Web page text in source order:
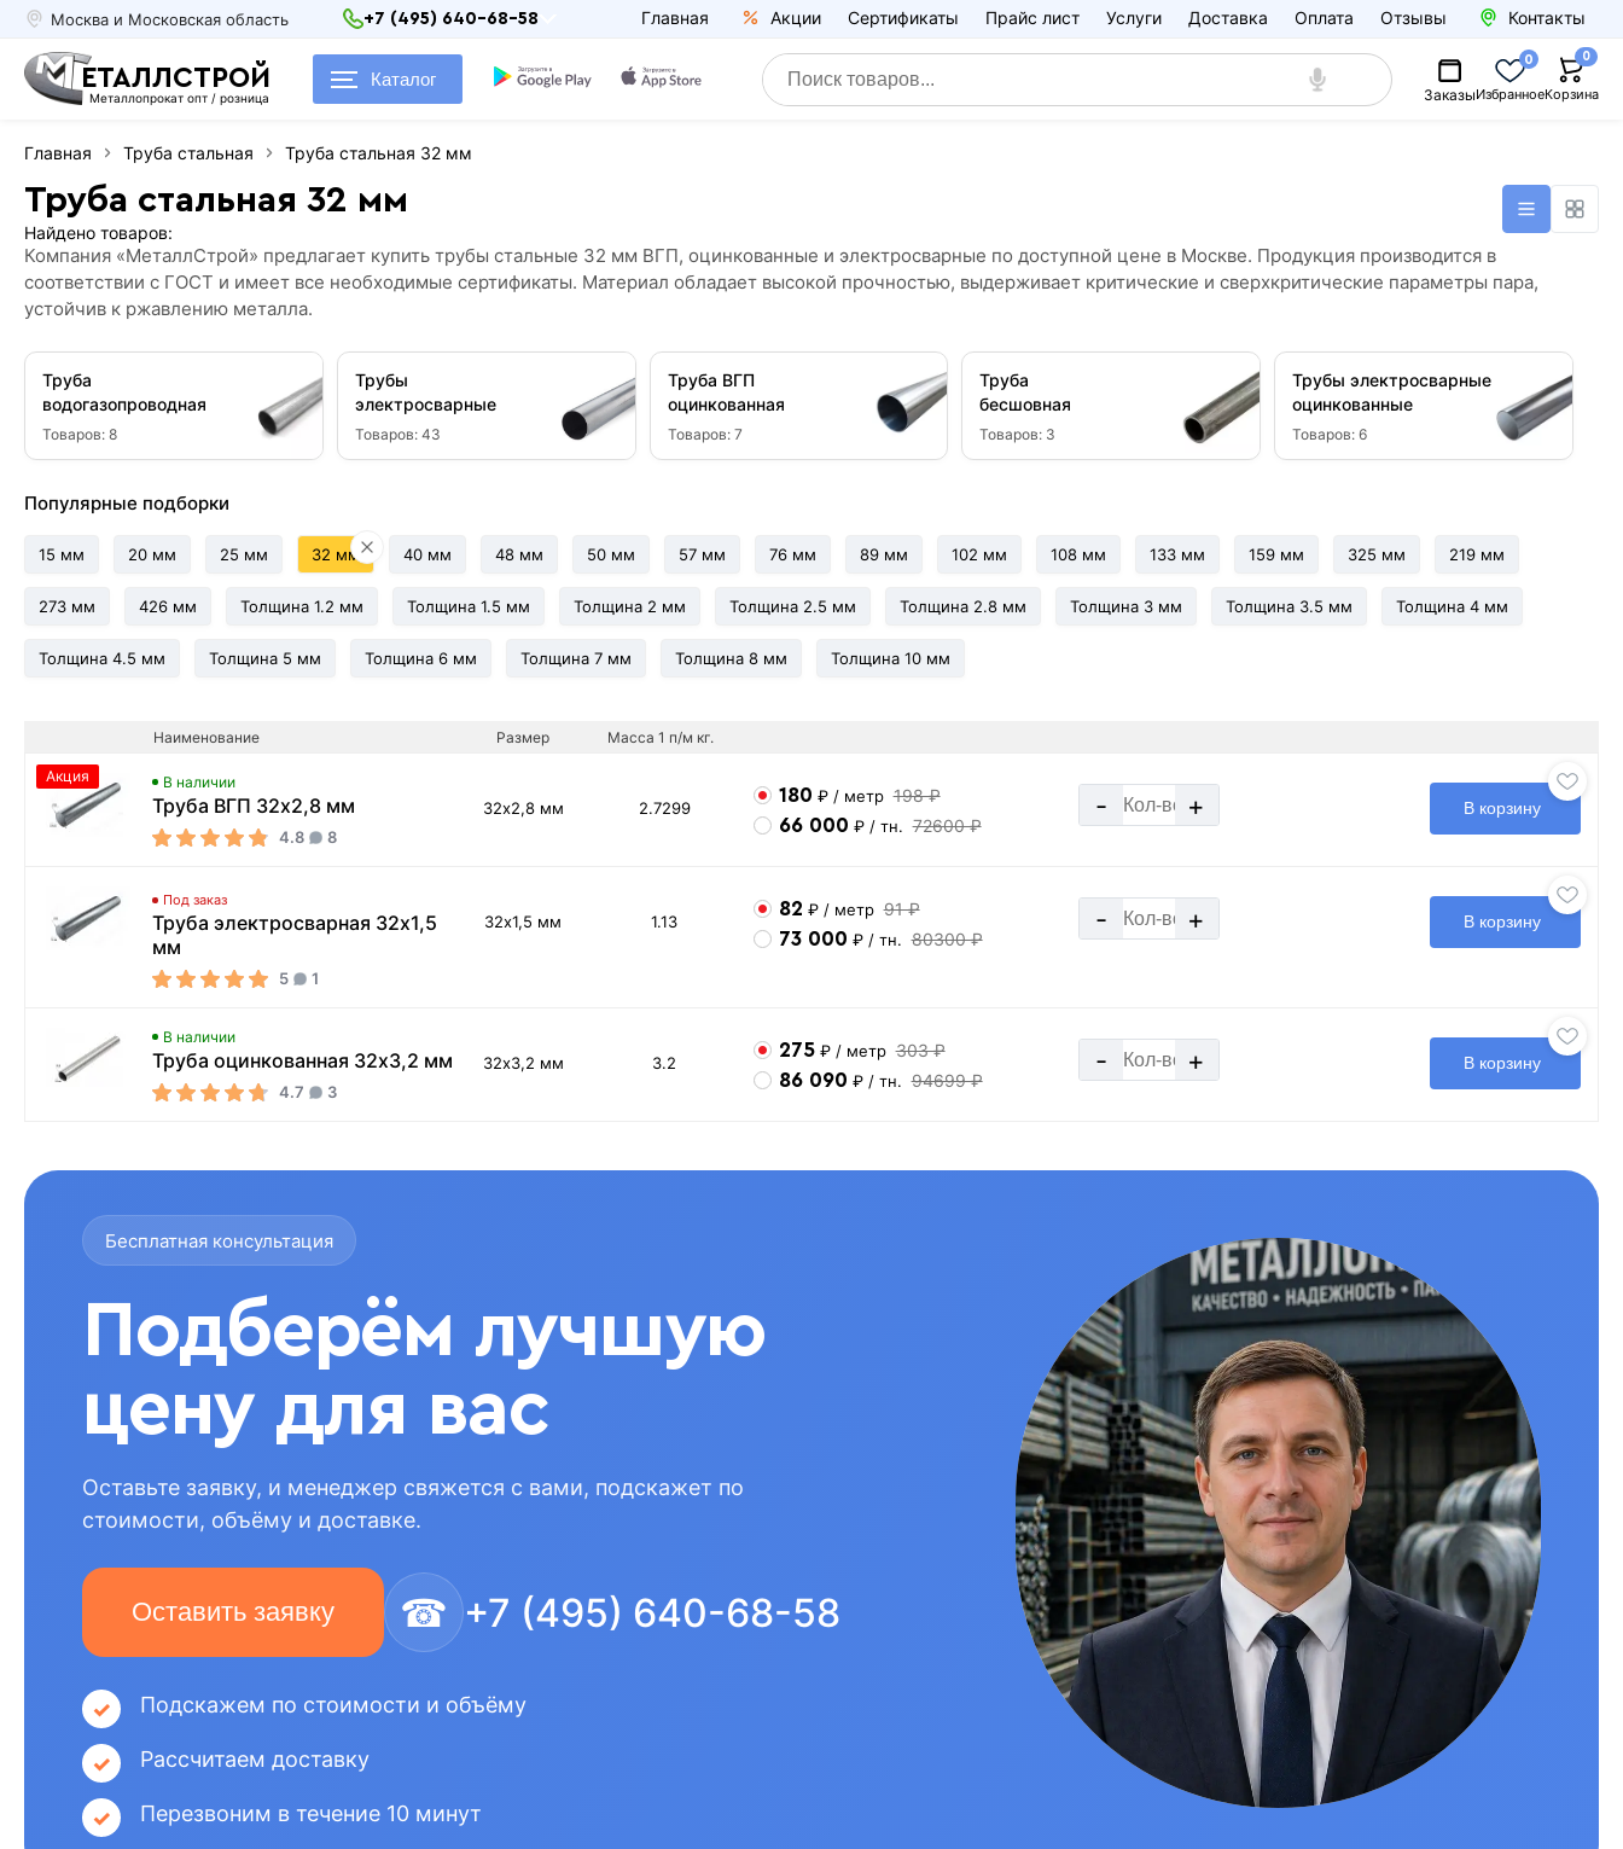
Москва и Московская область +7 (495) 640-68-58 Главная Акции Сертификаты Прайс лист Услуги Доставка Оплата Отзывы Контакты
ЕТАЛЛСТРОЙ
Металлопрокат опт / розница
Каталог
ЗаказыИзбранное
0
Корзина
0
Главная Труба стальная Труба стальная 32 мм
Труба стальная 32 мм
Найдено товаров:
Компания «МеталлСтрой» предлагает купить трубы стальные 32 мм ВГП, оцинкованные и электросварные по доступной цене в Москве. Продукция производится в
соответствии с ГОСТ и имеет все необходимые сертификаты. Материал обладает высокой прочностью, выдерживает критические и сверхкритические параметры пара,
устойчив к ржавлению металла.
Труба
водогазопроводная
Товаров:8
Трубы
электросварные
Товаров: 43
Труба ВГП
оцинкованная
Товаров: 7
Труба
бесшовная
Товаров: 3
Трубы электросварные
оцинкованные
Товаров: 6
Популярные подборки
15 мм 20 мм 25 мм 32 мм 40 мм 48 мм 50 мм 57 мм 76 мм 89 мм 102 мм 108 мм 133 мм 159 мм 325 мм 219 мм
273 мм 426 мм Толщина 1.2 мм Толщина 1.5 мм Толщина 2 мм Толщина 2.5 мм Толщина 2.8 мм Толщина 3 мм Толщина 3.5 мм Толщина 4 мм
Толщина 4.5 мм Толщина 5 мм Толщина 6 мм Толщина 7 мм Толщина 8 мм Толщина 10 мм
Наименование Размер Масса 1 п/м кг.
В наличии
Труба ВГП 32х2,8 мм
4.8 8
Акция
32х2,8 мм 2.7299
180 ₽ / метр 198 ₽
66 000 ₽ / тн. 72600 ₽
- + В корзину
Под заказ
Труба электросварная 32х1,5
мм
5 1
32х1,5 мм 1.13
82 ₽ / метр 91 ₽
73 000 ₽ / тн. 80300 ₽
- + В корзину
В наличии
Труба оцинкованная 32х3,2 мм
4.7 3
32х3,2 мм 3.2
275 ₽ / метр 303 ₽
86 090 ₽ / тн. 94699 ₽
- + В корзину
Бесплатная консультация
Подберём лучшую
цену для вас
Оставьте заявку, и менеджер свяжется с вами, подскажет по
стоимости, объёму и доставке.
Оставить заявку ☎ +7 (495) 640-68-58
Подскажем по стоимости и объёму
Рассчитаем доставку
Перезвоним в течение 10 минут